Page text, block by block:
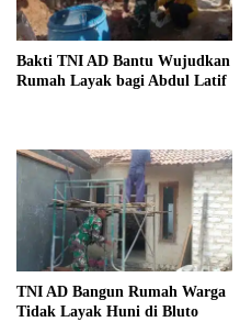
Bakti TNI AD Bantu Wujudkan
Rumah Layak bagi Abdul Latif
TNI AD Bangun Rumah Warga
Tidak Layak Huni di Bluto